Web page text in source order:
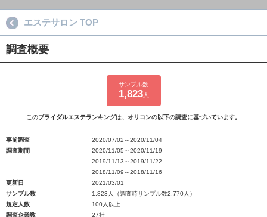
エステサロン TOP
調査概要
サンプル数
1,823人
このブライダルエステランキングは、オリコンの以下の調査に基づいています。
事前調査
2020/07/02～2020/11/04
調査期間
2020/11/05～2020/11/19
2019/11/13～2019/11/22
2018/11/09～2018/11/16
更新日
2021/03/01
サンプル数
1,823人（調査時サンプル数2,770人）
規定人数
100人以上
調査企業数
27社